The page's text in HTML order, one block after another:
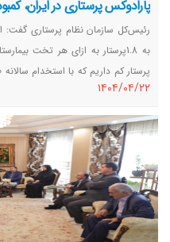
پارادوکس پرستاری در ایران،
رئیس‌کل سازمان نظام پرستاری گفت:
با پدیده عجیبی رو به هستیم و
هستیم.
١٤٠٤/٠٤/٢٢